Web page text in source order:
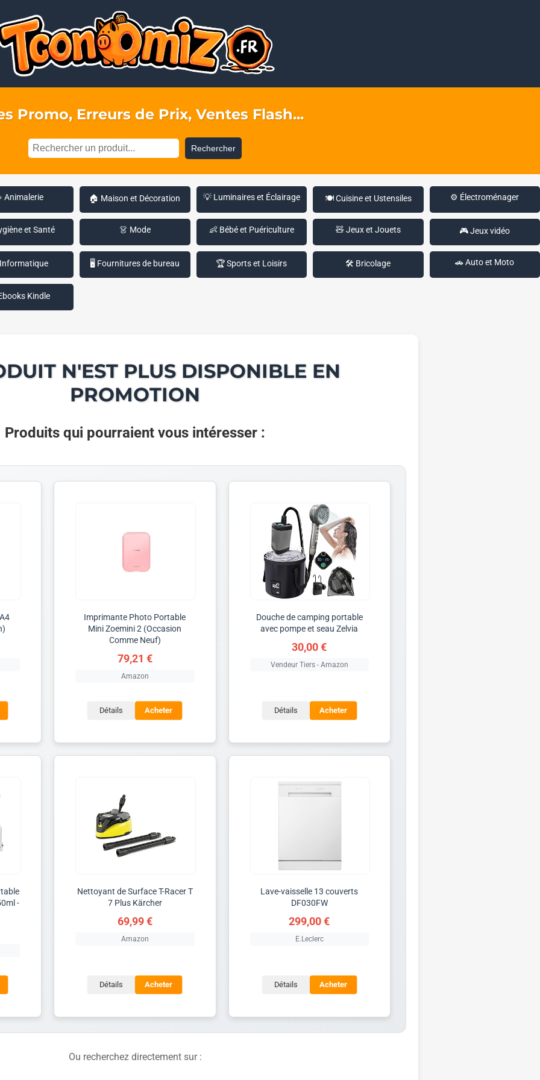
Promo, Erreurs de Prix, Ventes Flash...
Rechercher
Animalerie 🏠 Maison et Décoration 💡 Luminaires et Éclairage 🍽️ Cuisine et Ustensiles ⚙️ Électroménager
et Santé 👗 Mode 👶 Bébé et Puériculture 🧸 Jeux et Jouets 🎮 Jeux vidéo
🖥️ Fournitures de bureau 🏆 Sports et Loisirs 🛠️ Bricolage 🚗 Auto et Moto
Kindle
N'EST PLUS DISPONIBLE EN
PROMOTION
Produits qui pourraient vous intéresser :
Imprimante Photo Portable
Mini Zoemini 2 (Occasion
Comme Neuf)
79,21 €
Amazon
Détails Acheter
Douche de camping portable
avec pompe et seau Zelvia
30,00 €
Vendeur Tiers - Amazon
Détails Acheter
-
Nettoyant de Surface T-Racer T
7 Plus Kärcher
69,99 €
Amazon
Détails Acheter
Lave-vaisselle 13 couverts
DF030FW
299,00 €
E.Leclerc
Détails Acheter
Ou recherchez directement sur :